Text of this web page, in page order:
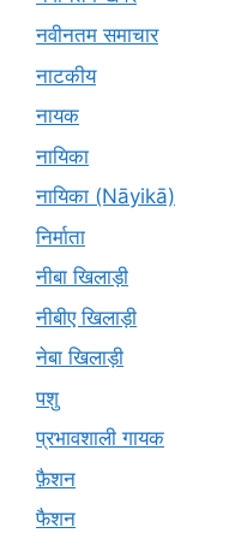
नवीनतम समाचार
नाटकीय
नायक
नायिका
नायिका (Nāyikā)
निर्माता
नीबा खिलाड़ी
नीबीए खिलाड़ी
नेबा खिलाड़ी
पशु
प्रभावशाली गायक
फ़ैशन
फैशन